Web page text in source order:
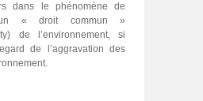
dans le phénomène de
« droit commun »
de l’environnement, si
de l’aggravation des